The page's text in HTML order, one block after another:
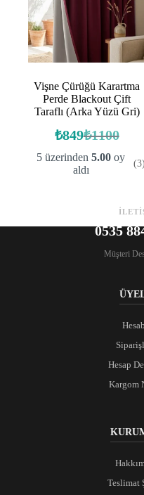
Vişne Çürüğü Karartma
Perde Blackout Çift
Taraflı (Arka Yüzü Gri)
₺1100
Orijinal
fiyat:
₺1100.
₺849 Şu
andaki
fiyat:
5 üzerinden5.00 oy
aldı
(3)
0535
Müşteri
Hesap
Kargom
Teslimat